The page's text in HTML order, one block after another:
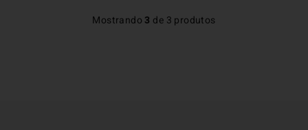
Mostrando 3 de 3 produtos